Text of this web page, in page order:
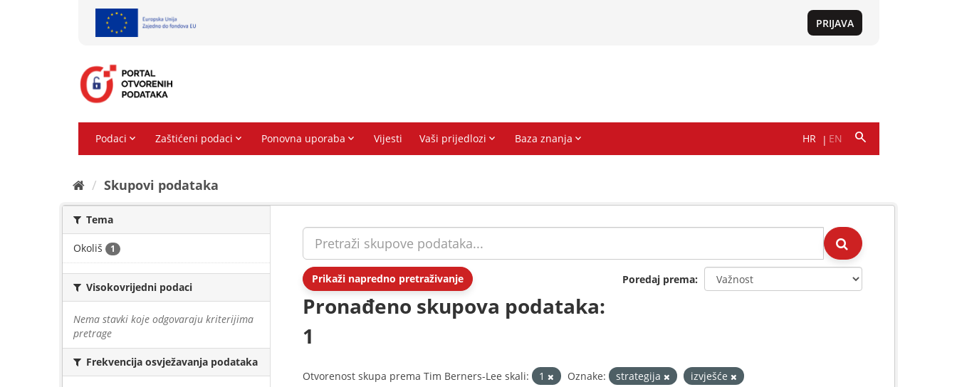
Skupovi podаtаkа
Tema
Okoliš 1
Visokovrijedni podaci
Nema stavki koje odgovaraju kriterijima
pretrage
Frekvencija osvježavanja podataka
Prikaži napredno pretraživanje Poredaj prema
Pronađeno skupova podataka:
1
Otvorenost skupa prema Tim Berners-Lee skali: 1 Oznake: strategija
izvješće